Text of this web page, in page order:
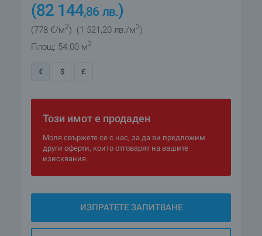
(82 144,86 лв.)
(778 €/м2) (1 521 ,20 лв./м2)
Площ: 54.00 м2
€ $ £
Този имот е продаден
Моля свържете се с нас, за да ви предложим
други оферти, които отговарят на вашите
изисквания.
ИЗПРАТЕТЕ ЗАПИТВАНЕ